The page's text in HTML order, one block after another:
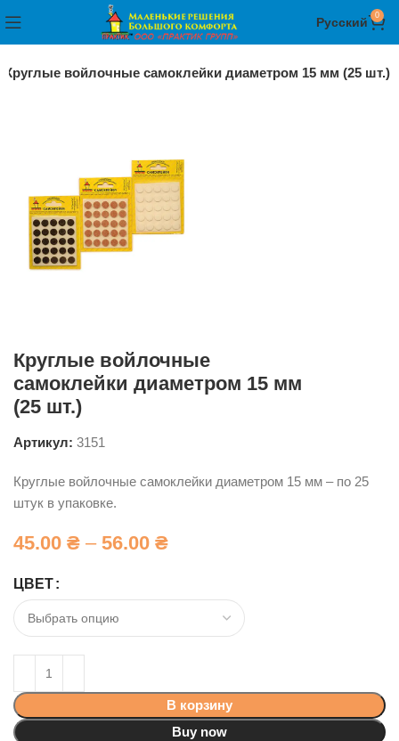
Русский 0
Круглые войлочные самоклейки диаметром 15 мм (25 шт.)
Круглые войлочные
самоклейки диаметром 15 мм
(25 шт.)
Артикул:3151
Круглые войлочные самоклейки диаметром 15 мм – по 25
штук в упаковке.
45.00₴ –56.00₴
ЦВЕТ
В корзину
Buy now